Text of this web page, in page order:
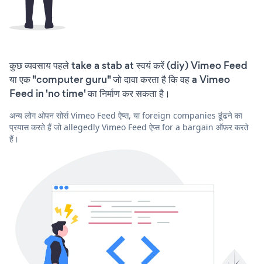
कुछ व्यवसाय पहले take a stab at स्वयं करें (diy) Vimeo Feed
या एक "computer guru" जो दावा करता है कि वह a Vimeo
Feed in 'no time' का निर्माण कर सकता है।
अन्य लोग ओपन सोर्स Vimeo Feed ऐप्स, या foreign companies ढूंढने का
प्रयास करते हैं जो allegedly Vimeo Feed ऐप्स for a bargain ऑफ़र करते
हैं।